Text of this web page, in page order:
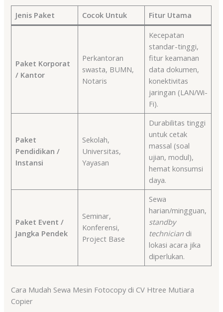
Jenis Paket Cocok Untuk Fitur Utama
Paket Korporat
/ Kantor
Perkantoran
swasta, BUMN,
Notaris
Kecepatan
standar-tinggi,
fitur keamanan
data dokumen,
konektivitas
jaringan (LAN/Wi-
Fi).
Paket
Pendidikan /
Instansi
Sekolah,
Universitas,
Yayasan
Durabilitas tinggi
untuk cetak
massal (soal
ujian, modul),
hemat konsumsi
daya.
Paket Event /
Jangka Pendek
Seminar,
Konferensi,
Project Base
Sewa
harian/mingguan,
standby
techniciandi
lokasi acara jika
diperlukan.
Cara Mudah Sewa Mesin Fotocopy di CV Htree Mutiara
Copier